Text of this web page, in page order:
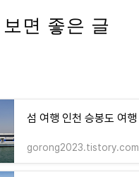
면 좋은 글
gorong2023.tistory.com